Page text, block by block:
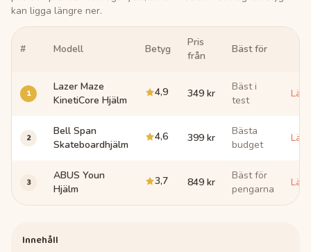
kan ligga längre ner.
# Modell Betyg
Pris
från
Bäst för
1
Lazer Maze
KinetiCore Hjälm
4,9 349 kr
Bäst i
test
Läs
2
Bell Span
Skateboardhjälm
4,6 399 kr
Bästa
budget
Läs
3
ABUS Youn
Hjälm
3,7 849 kr
Bäst för
pengarna
Läs
Innehåll